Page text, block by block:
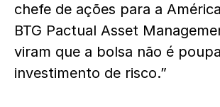
chefe de ações para a
BTG Pactual Asset
viram que a bolsa não é
investimento de risco.”